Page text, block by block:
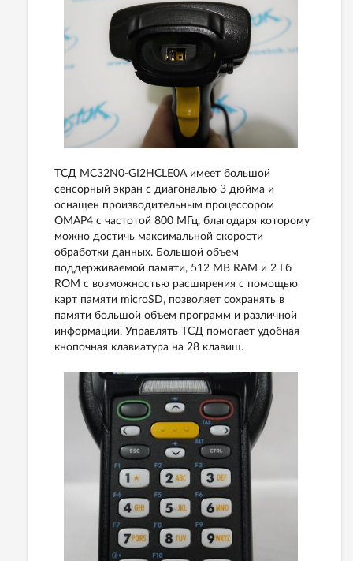
ТСД MC32N0-GI2HCLE0A имеет большой
сенсорный экран с диагональю 3 дюйма и
оснащен производительным процессором
OMAP4 с частотой 800 МГц, благодаря которому
можно достичь максимальной скорости
обработки данных. Большой объем
поддерживаемой памяти, 512 MB RAM и 2 Гб
ROM с возможностью расширения с помощью
карт памяти microSD, позволяет сохранять в
памяти большой объем программ и различной
информации. Управлять ТСД помогает удобная
кнопочная клавиатура на 28 клавиш.